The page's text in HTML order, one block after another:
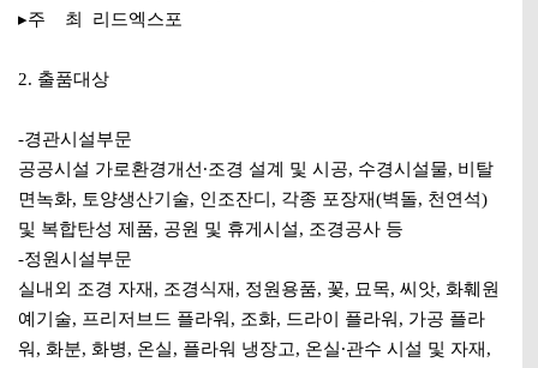
▸주 최 리드엑스포
2. 출품대상
-경관시설부문
공공시설 가로환경개선∙조경 설계 및 시공, 수경시설물, 비탈
면녹화, 토양생산기술, 인조잔디, 각종 포장재(벽돌, 천연석)
및 복합탄성 제품, 공원 및 휴게시설, 조경공사 등
-정원시설부문
실내외 조경 자재, 조경식재, 정원용품, 꽃, 묘목, 씨앗, 화훼원
예기술, 프리저브드 플라워, 조화, 드라이 플라워, 가공 플라
워, 화분, 화병, 온실, 플라워 냉장고, 온실∙관수 시설 및 자재,